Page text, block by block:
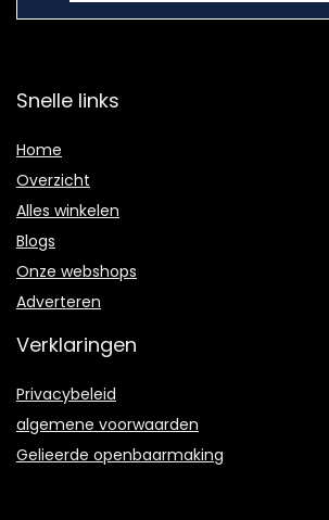
Snelle links
Home
Overzicht
Alles winkelen
Blogs
Onze webshops
Adverteren
Verklaringen
Privacybeleid
algemene voorwaarden
Gelieerde openbaarmaking